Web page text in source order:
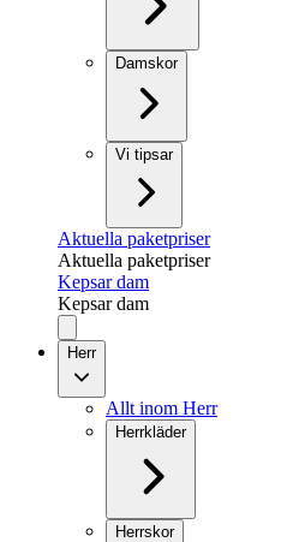
Damskor
Vi tipsar
Aktuella paketpriser
Aktuella paketpriser
Kepsar dam
Kepsar dam
Herr
Allt inom Herr
Herrkläder
Herrskor